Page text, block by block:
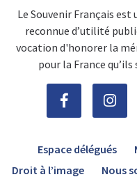
Le Souvenir Français
reconnue d’utilité
vocation d'honorer la
pour la France
Espace délégués
Droit à l’image
Nous